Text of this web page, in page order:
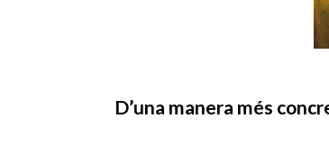
D’una manera més